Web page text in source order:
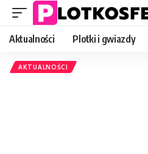
Aktualności Plotki i gwiazdy
AKTUALNOŚCI